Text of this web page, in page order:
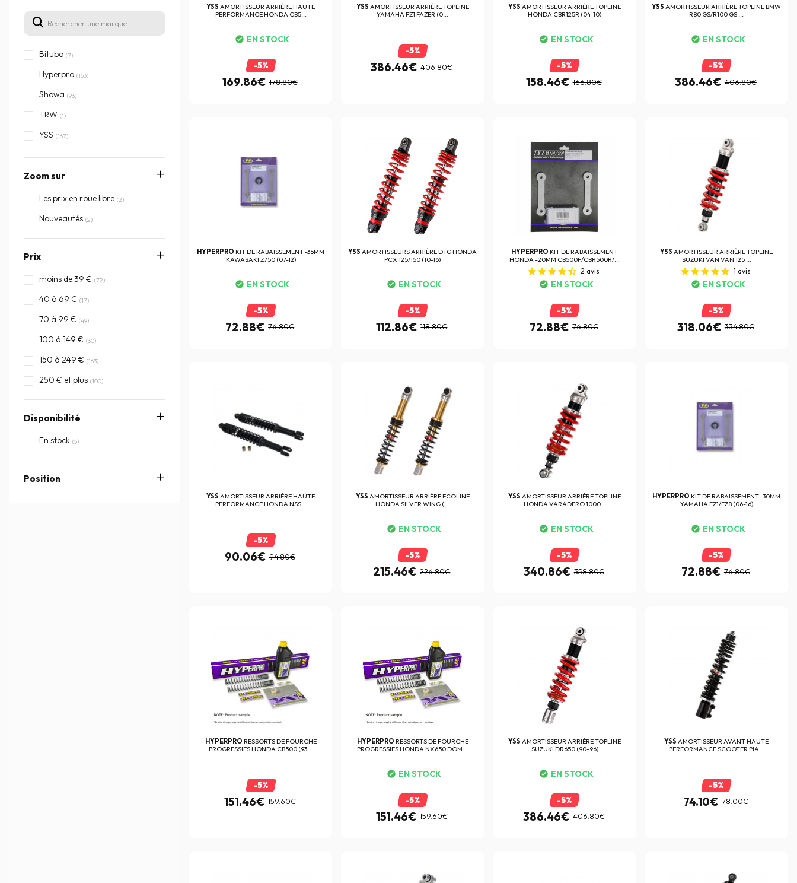
Bitubo (7)
Hyperpro (163)
Showa (93)
TRW (1)
YSS (167)
Zoom sur
Les prix en roue libre (2)
Nouveautés (2)
Prix
moins de 39 € (72)
40 à 69 € (17)
70 à 99 € (49)
100 à 149 € (30)
150 à 249 € (163)
250 € et plus (100)
Disponibilité
En stock (5)
Position
YSSAMORTISSEUR ARRIÈRE HAUTE
PERFORMANCE HONDA CB5...
EN STOCK
-5%
169.86€ 178.80€
YSS AMORTISSEUR ARRIÈRE TOPLINE
YAMAHA FZ1 FAZER (0...
-5%
386.46€ 406.80€
YSSAMORTISSEUR ARRIÈRE TOPLINE
HONDA CBR125R (04-10)
EN STOCK
-5%
158.46€ 166.80€
YSSAMORTISSEUR ARRIÈRE TOPLINE BMW
R80 GS/R100 GS ...
EN STOCK
-5%
386.46€ 406.80€
HYPERPRO KIT DE RABAISSEMENT -35MM
KAWASAKI Z750 (07-12)
EN STOCK
-5%
72.88€ 76.80€
YSS AMORTISSEURS ARRIÈRE DTG HONDA
PCX 125/150 (10-16)
EN STOCK
-5%
112.86€ 118.80€
HYPERPRO KIT DE RABAISSEMENT
HONDA -20MM CB500F/CBR500R/...
2 avis
EN STOCK
-5%
72.88€ 76.80€
YSS AMORTISSEUR ARRIÈRE TOPLINE
SUZUKI VAN VAN 125 ...
1 avis
EN STOCK
-5%
318.06€ 334.80€
YSSAMORTISSEUR ARRIÈRE HAUTE
PERFORMANCE HONDA NSS...
-5%
90.06€ 94.80€
YSS AMORTISSEUR ARRIÈRE ECOLINE
HONDA SILVER WING (...
EN STOCK
-5%
215.46€ 226.80€
YSSAMORTISSEUR ARRIÈRE TOPLINE
HONDA VARADERO 1000...
EN STOCK
-5%
340.86€ 358.80€
HYPERPRO KIT DE RABAISSEMENT -30MM
YAMAHA FZ1/FZ8 (06-16)
EN STOCK
-5%
72.88€ 76.80€
HYPERPRO RESSORTS DE FOURCHE
PROGRESSIFS HONDA CB500 (93...
-5%
151.46€ 159.60€
HYPERPRO RESSORTS DE FOURCHE
PROGRESSIFS HONDA NX650 DOM...
EN STOCK
-5%
151.46€ 159.60€
YSS AMORTISSEUR ARRIÈRE TOPLINE
SUZUKI DR650 (90-96)
EN STOCK
-5%
386.46€ 406.80€
YSS AMORTISSEUR AVANT HAUTE
PERFORMANCE SCOOTER PIA...
-5%
74.10€ 78.00€